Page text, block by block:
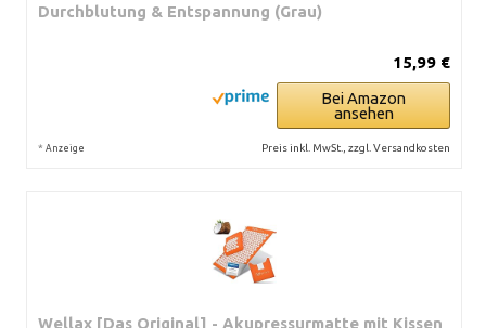
Durchblutung & Entspannung (Grau)
15,99 €
Bei Amazon
ansehen
* Anzeige Preis inkl. MwSt., zzgl. Versandkosten
Wellax [Das Original] - Akupressurmatte mit Kissen